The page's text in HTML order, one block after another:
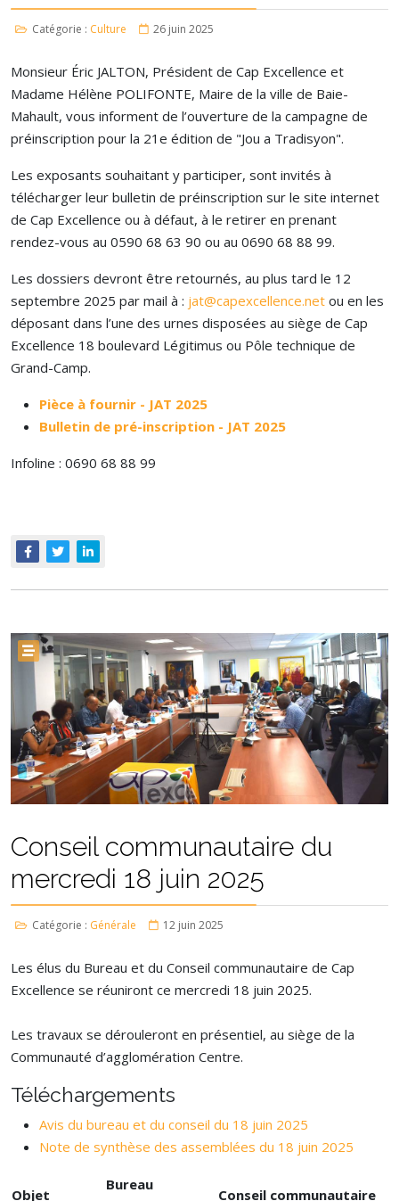
Catégorie : Culture 26 juin 2025
Monsieur Éric JALTON, Président de Cap Excellence et
Madame Hélène POLIFONTE, Maire de la ville de Baie-
Mahault, vous informent de l’ouverture de la campagne de
préinscription pour la 21e édition de "Jou a Tradisyon".
Les exposants souhaitant y participer, sont invités à
télécharger leur bulletin de préinscription sur le site internet
de Cap Excellence ou à défaut, à le retirer en prenant
rendez-vous au 0590 68 63 90 ou au 0690 68 88 99.
Les dossiers devront être retournés, au plus tard le 12
septembre 2025 par mail à : jat@capexcellence.net ou en les
déposant dans l’une des urnes disposées au siège de Cap
Excellence 18 boulevard Légitimus ou Pôle technique de
Grand-Camp.
Pièce à fournir - JAT 2025
Bulletin de pré-inscription - JAT 2025
Infoline : 0690 68 88 99
Conseil communautaire du
mercredi 18 juin 2025
Catégorie : Générale 12 juin 2025
Les élus du Bureau et du Conseil communautaire de Cap
Excellence se réuniront ce mercredi 18 juin 2025.
Les travaux se dérouleront en présentiel, au siège de la
Communauté d’agglomération Centre.
Téléchargements
Avis du bureau et du conseil du 18 juin 2025
Note de synthèse des assemblées du 18 juin 2025
Objet
Bureau
Conseil communautaire